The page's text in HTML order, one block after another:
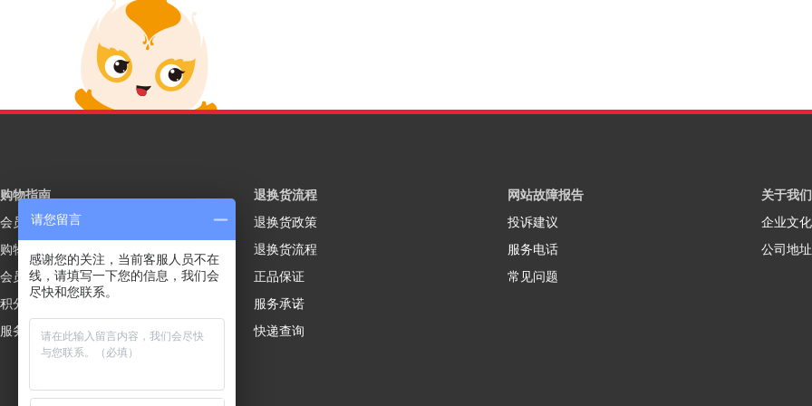
购物指南
会员注册
购物流程
会员制度
积分规则
服务说明
退换货流程
退换货政策
退换货流程
正品保证
服务承诺
快递查询
网站故障报告
投诉建议
服务电话
常见问题
关于我们
企业文化
公司地址
请您留言
感谢您的关注，当前客服人员不在
线，请填写一下您的信息，我们会
尽快和您联系。